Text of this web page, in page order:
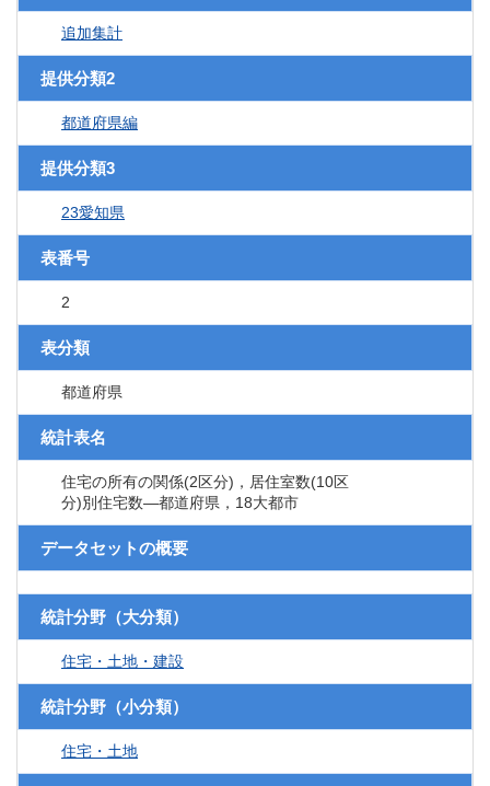
追加集計
提供分類2
都道府県編
提供分類3
23愛知県
表番号
2
表分類
都道府県
統計表名
住宅の所有の関係(2区分)，居住室数(10区
分)別住宅数―都道府県，18大都市
データセットの概要
統計分野（大分類）
住宅・土地・建設
統計分野（小分類）
住宅・土地